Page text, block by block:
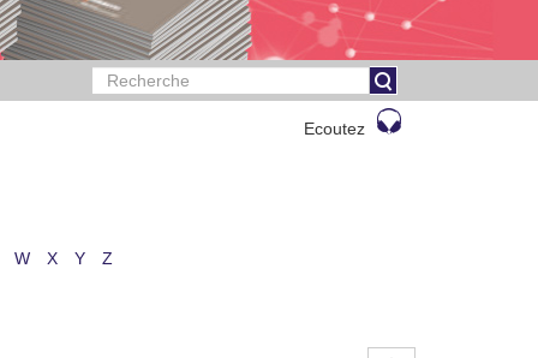
Ecoutez
W X Y Z